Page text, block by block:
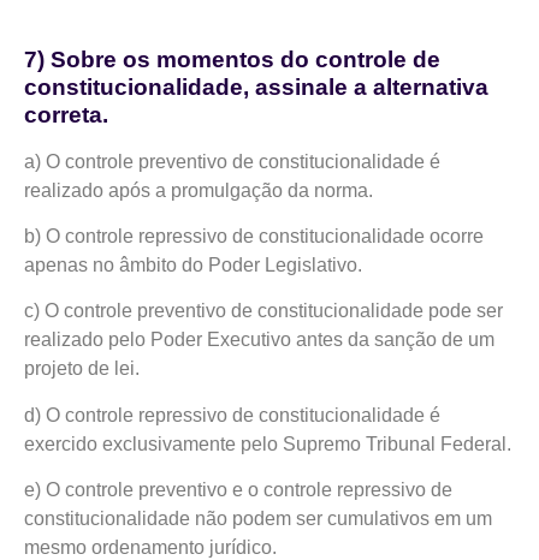
7) Sobre os momentos do controle de
constitucionalidade, assinale a alternativa
correta.
a) O controle preventivo de constitucionalidade é
realizado após a promulgação da norma.
b) O controle repressivo de constitucionalidade ocorre
apenas no âmbito do Poder Legislativo.
c) O controle preventivo de constitucionalidade pode ser
realizado pelo Poder Executivo antes da sanção de um
projeto de lei.
d) O controle repressivo de constitucionalidade é
exercido exclusivamente pelo Supremo Tribunal Federal.
e) O controle preventivo e o controle repressivo de
constitucionalidade não podem ser cumulativos em um
mesmo ordenamento jurídico.